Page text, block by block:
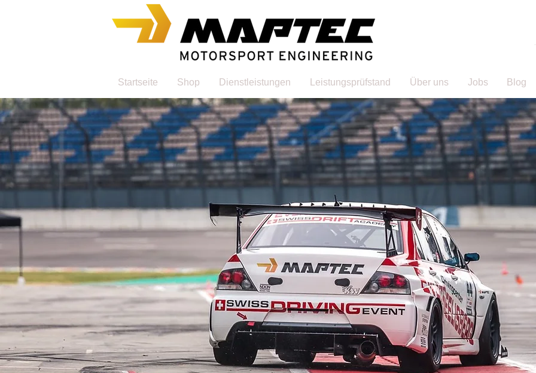
Startseite Shop Dienstleistungen Leistungsprüfstand Über uns Jobs Blog